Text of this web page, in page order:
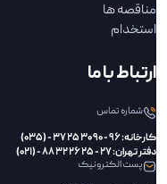
مناقصه ها
استخدام
ارتباط با ما
شماره تماس
کارخانه: 96 - 90 30 25 37 - (035)
دفتر تهران: 27 - 25 26 32 88 - (021)
پست الکترونیک